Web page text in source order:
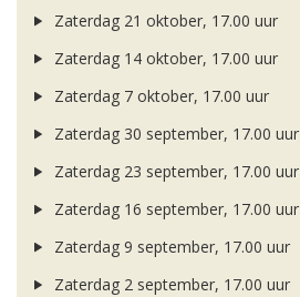
Zaterdag 21 oktober, 17.00 uur
Zaterdag 14 oktober, 17.00 uur
Zaterdag 7 oktober, 17.00 uur
Zaterdag 30 september, 17.00 uur
Zaterdag 23 september, 17.00 uur
Zaterdag 16 september, 17.00 uur
Zaterdag 9 september, 17.00 uur
Zaterdag 2 september, 17.00 uur